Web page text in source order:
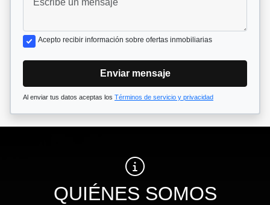
Acepto recibir información sobre ofertas inmobiliarias
Enviar mensaje
Al enviar tus datos aceptas los Términos de servicio y privacidad
QUIÉNES SOMOS